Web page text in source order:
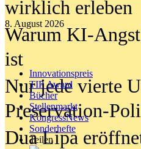
8. August 2026
Innovationspreis
TIP Award
Bücher
Stellenmarkt
KongressNews
Sonderhefte
Teilen
wirklich erleben
Warum KI-
ist
Nur jede vierte
Preservation-
Dua Lipa